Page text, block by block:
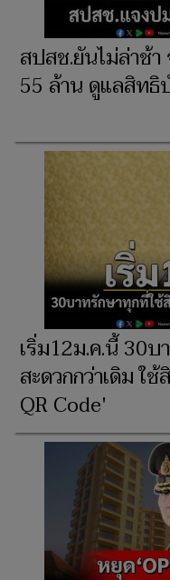
สปสช.ยันไม่ล่าช้า
55 ล้าน ดูแลสิท
เริ่ม12ม.ค.นี้ 30
สะดวกกว่าเดิม ใ
QR Code'